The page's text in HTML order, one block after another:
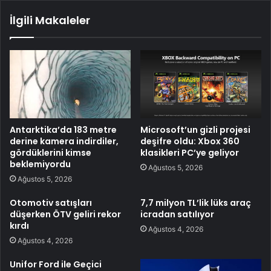
İlgili Makaleler
Antarktika’da 183 metre
derine kamera indirdiler,
gördüklerini kimse
beklemiyordu
Ağustos 5, 2026
Microsoft’un gizli projesi
deşifre oldu: Xbox 360
klasikleri PC’ye geliyor
Ağustos 5, 2026
Otomotiv satışları
düşerken ÖTV geliri rekor
kırdı
Ağustos 4, 2026
7,7 milyon TL’lik lüks araç
icradan satılıyor
Ağustos 4, 2026
Unifor Ford ile Geçici